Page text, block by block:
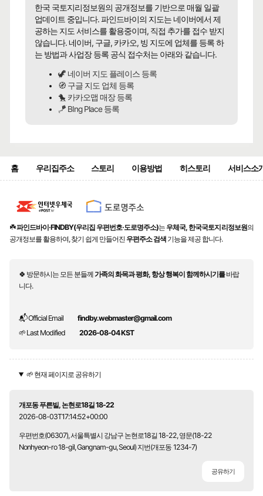
한국 국토지리정보원의 공개정보를 기반으로 매월 일괄
업데이트 중입니다. 파인드바이의 지도는 네이버에서 제
공하는 지도 서비스를 활용중이며, 직접 추가를 접수 받지
않습니다. 네이버, 구글, 카카오, 빙 지도에 업체를 등록 하
는 방법과 사업장 등록 공식 접수처는 아래와 같습니다.
🦖 네이버 지도 플레이스 등록
🧭 구글 지도 업체 등록
🐤 카카오맵 매장 등록
🪁 BIng Place 등록
홈 우리집주소 스토리 이용방법 히스토리 서비스소
☘️파인드바이·FINDBY(우리집 우편번호·도로명주소)는 우체국, 한국국토지리정보원의
공개정보를 활용하여, 찾기 쉽게 만들어진 우편주소 검색 기능을 제공 합니다.
🍀 방문하시는 모든 분들께가족의 화목과 평화, 항상 행복이 함께하시기를바랍
니다.
📬 Official Email
findby.webmaster@gmail.com
🌱 Last Modified
2026-08-04 KST
🌱 현재 페이지로 공유하기
개포동 푸른빌, 논현로18길 18-22
2026-08-03T17:14:52+00:00
우편번호(06307), 서울특별시 강남구 논현로18길 18-22, 영문(18-22
Nonhyeon-ro 18-gil, Gangnam-gu, Seoul) 지번(개포동 1234-7)
공유하기